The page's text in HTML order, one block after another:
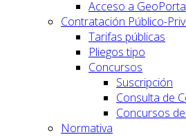
Acceso a
Contratación Público-
Tarifas públicas
Pliegos tipo
Concursos
Suscripción
Consulta de
Concursos
Normativa